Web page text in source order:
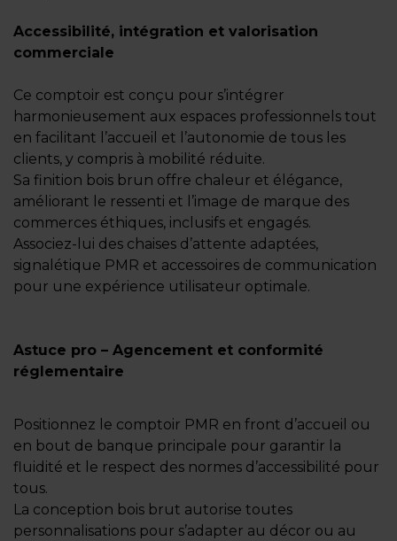
Accessibilité, intégration et valorisation
commerciale
Ce comptoir est conçu pour s’intégrer
harmonieusement aux espaces professionnels tout
en facilitant l’accueil et l’autonomie de tous les
clients, y compris à mobilité réduite.
Sa finition bois brun offre chaleur et élégance,
améliorant le ressenti et l’image de marque des
commerces éthiques, inclusifs et engagés.
Associez-lui des chaises d’attente adaptées,
signalétique PMR et accessoires de communication
pour une expérience utilisateur optimale.
Astuce pro – Agencement et conformité
réglementaire
Positionnez le comptoir PMR en front d’accueil ou
en bout de banque principale pour garantir la
fluidité et le respect des normes d’accessibilité pour
tous.
La conception bois brut autorise toutes
personnalisations pour s’adapter au décor ou au